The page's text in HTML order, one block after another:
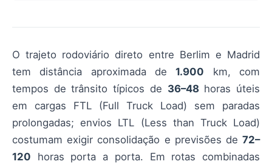
O trajeto rodoviário direto entre Berlim e Madrid
tem distância aproximada de1.900 km, com
tempos de trânsito típicos de 36–48horas úteis
em cargas FTL (Full Truck Load) sem paradas
prolongadas; envios LTL (Less than Truck Load)
costumam exigir consolidação e previsões de 72–
120 horas porta a porta. Em rotas combinadas